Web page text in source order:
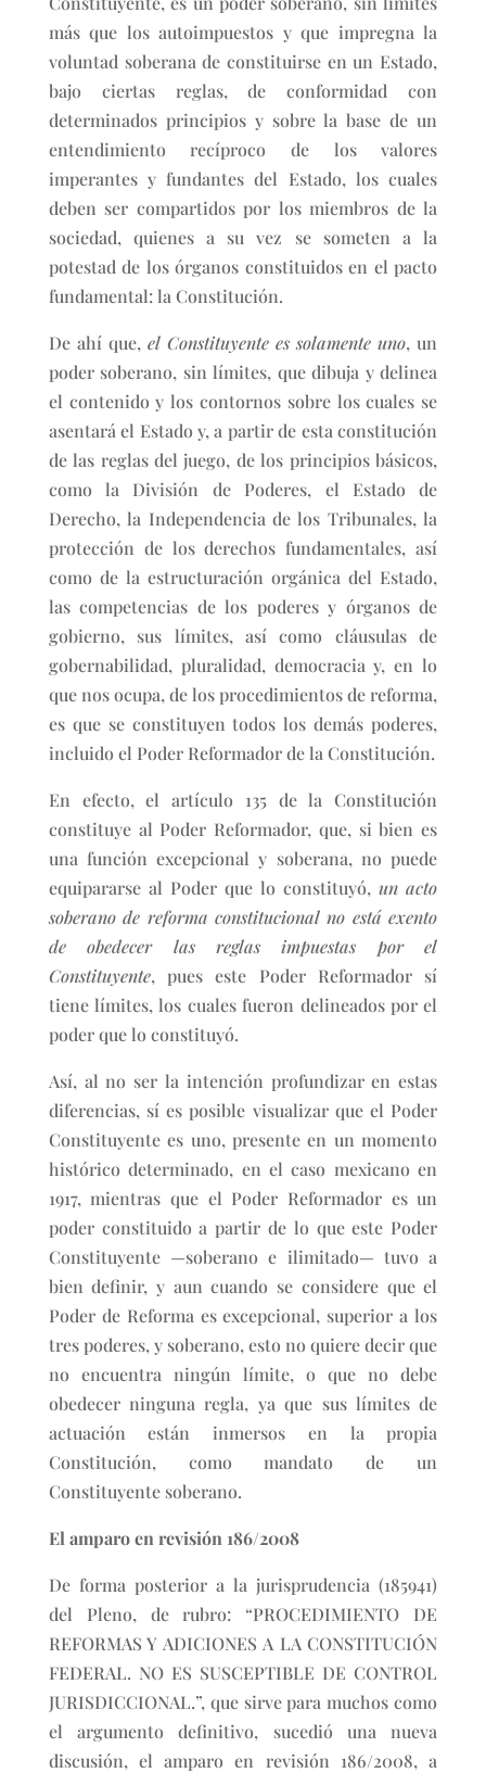
más que los autoimpuestos y que impregna la
voluntad soberana de constituirse en un Estado,
bajo ciertas reglas, de conformidad con
determinados principios y sobre la base de un
entendimiento recíproco de los valores
imperantes y fundantes del Estado, los cuales
deben ser compartidos por los miembros de la
sociedad, quienes a su vez se someten a la
potestad de los órganos constituidos en el pacto
fundamental: la Constitución.
De ahí que,el Constituyente es solamente uno, un
poder soberano, sin límites, que dibuja y delinea
el contenido y los contornos sobre los cuales se
asentará el Estado y, a partir de esta constitución
de las reglas del juego, de los principios básicos,
como la División de Poderes, el Estado de
Derecho, la Independencia de los Tribunales, la
protección de los derechos fundamentales, así
como de la estructuración orgánica del Estado,
las competencias de los poderes y órganos de
gobierno, sus límites, así como cláusulas de
gobernabilidad, pluralidad, democracia y, en lo
que nos ocupa, de los procedimientos de reforma,
es que se constituyen todos los demás poderes,
incluido el Poder Reformador de la Constitución.
En efecto, el artículo 135 de la Constitución
constituye al Poder Reformador, que, si bien es
una función excepcional y soberana, no puede
equipararse al Poder que lo constituyó,un acto
soberano de reforma constitucional no está exento
de obedecer las reglas impuestas por el
Constituyente, pues este Poder Reformador sí
tiene límites, los cuales fueron delineados por el
poder que lo constituyó.
Así, al no ser la intención profundizar en estas
diferencias, sí es posible visualizar que el Poder
Constituyente es uno, presente en un momento
histórico determinado, en el caso mexicano en
1917, mientras que el Poder Reformador es un
poder constituido a partir de lo que este Poder
Constituyente —soberano e ilimitado— tuvo a
bien definir, y aun cuando se considere que el
Poder de Reforma es excepcional, superior a los
tres poderes, y soberano, esto no quiere decir que
no encuentra ningún límite, o que no debe
obedecer ninguna regla, ya que sus límites de
actuación están inmersos en la propia
Constitución, como mandato de un
Constituyente soberano.
El amparo en revisión 186/2008
De forma posterior a la jurisprudencia (185941)
del Pleno, de rubro: “PROCEDIMIENTO DE
REFORMAS Y ADICIONES A LA CONSTITUCIÓN
FEDERAL. NO ES SUSCEPTIBLE DE CONTROL
JURISDICCIONAL.”, que sirve para muchos como
el argumento definitivo, sucedió una nueva
discusión, el amparo en revisión 186/2008, a